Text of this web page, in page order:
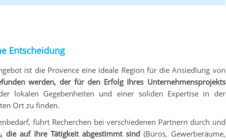
Entscheidung
ist die Provence eine ideale Region für die Ansiedlung von
werden, der für den Erfolg Ihres Unternehmensprojekts
lokalen Gegebenheiten und einer soliden Expertise in der
Ort zu finden.
führt Recherchen bei verschiedenen Partnern durch und
die auf Ihre Tätigkeit abgestimmt sind (Büros, Gewerberäume,